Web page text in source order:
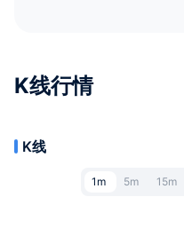
K线行情
K线
1m 5m 15m